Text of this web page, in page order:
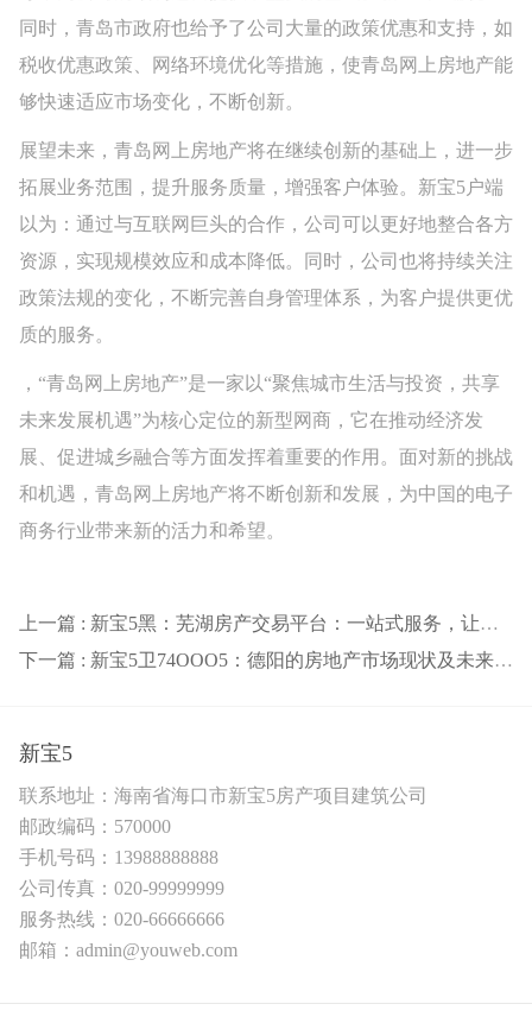
同时，青岛市政府也给予了公司大量的政策优惠和支持，如
税收优惠政策、网络环境优化等措施，使青岛网上房地产能
够快速适应市场变化，不断创新。
展望未来，青岛网上房地产将在继续创新的基础上，进一步
拓展业务范围，提升服务质量，增强客户体验。新宝5户端
以为：通过与互联网巨头的合作，公司可以更好地整合各方
资源，实现规模效应和成本降低。同时，公司也将持续关注
政策法规的变化，不断完善自身管理体系，为客户提供更优
质的服务。
，“青岛网上房地产”是一家以“聚焦城市生活与投资，共享
未来发展机遇”为核心定位的新型网商，它在推动经济发
展、促进城乡融合等方面发挥着重要的作用。面对新的挑战
和机遇，青岛网上房地产将不断创新和发展，为中国的电子
商务行业带来新的活力和希望。
上一篇 : 新宝5黑：芜湖房产交易平台：一站式服务，让买卖更便捷
下一篇 : 新宝5卫74OOO5：德阳的房地产市场现状及未来展望：一个多元化的投资选择
新宝5
联系地址：海南省海口市新宝5房产项目建筑公司
邮政编码：570000
手机号码：13988888888
公司传真：020-99999999
服务热线：020-66666666
邮箱：admin@youweb.com